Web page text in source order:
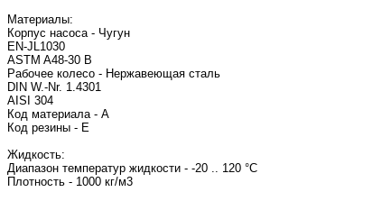
Материалы:
Корпус насоса - Чугун
EN-JL1030
ASTM A48-30 B
Рабочее колесо - Нержавеющая сталь
DIN W.-Nr. 1.4301
AISI 304
Код материала - A
Код резины - E
Жидкость:
Диапазон температур жидкости - -20 .. 120 °C
Плотность - 1000 кг/м3